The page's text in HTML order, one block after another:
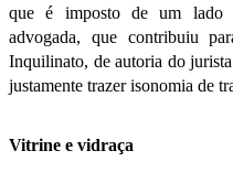
que é imposto de um lado
advogada, que contribuiu
Inquilinato, de autoria do
justamente trazer isonomia de
Vitrine e vidraça